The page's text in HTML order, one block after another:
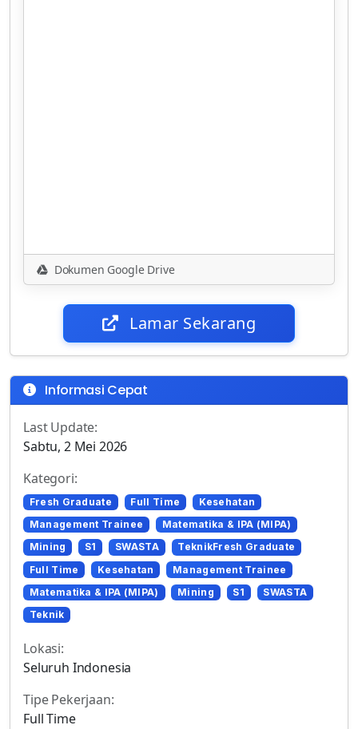
Dokumen Google Drive
Lamar Sekarang
Informasi Cepat
Last Update:
Sabtu, 2 Mei 2026
Kategori:
Fresh Graduate Full Time
Kesehatan
Management Trainee
Matematika & IPA (MIPA)
Mining
S1 SWASTA
TeknikFresh Graduate
Full Time
Kesehatan
Management Trainee
Matematika & IPA (MIPA)
Mining S1
SWASTA
Teknik
Lokasi:
Seluruh Indonesia
Tipe Pekerjaan:
Full Time